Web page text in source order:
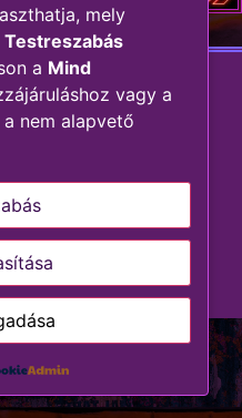
reserved.
mely
Testreszabás
a Mind
vagy a
nem alapvető